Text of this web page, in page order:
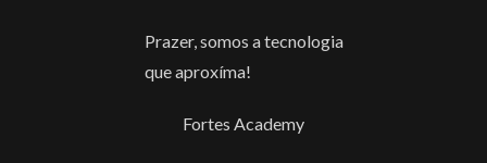
Prazer, somos a tecnologia
que aproxíma!
Fortes Academy